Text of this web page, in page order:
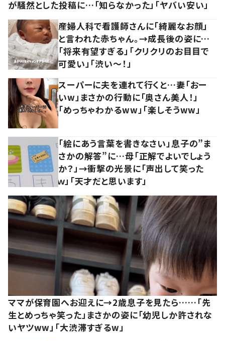
が騒然とした投稿に…「知らなかった」「ヤバい安い」
産婦人科で看護師さんに「綺麗なお顔」
と言われた赤ちゃん。→成長後の姿に…
「将来有望すぎる」「クリクリのお目目で
可愛い」「渋い～！」
スーパーに夫を連れて行くと…妻「おー
いw」まさかの行動に「奥さん美人！」
「めっちゃわかるww」「楽しそうww」
「絵にあう言葉を書きなさい」息子の”ま
さかの解答”に…母「正解でよいでしょう
か？」→衝撃の光景に「声出して笑った
ｗ」「天才だと思います」
ママが保育園へお迎えに→2歳息子を見たら……「先
生とめっちゃ笑った」まさかの姿に「幼児しか許されな
いヤツww」「大渋滞すぎるw」